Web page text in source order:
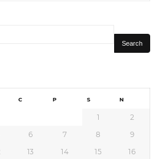
Search
C P S N
1
2
6 7 8
9
13 14 15
16